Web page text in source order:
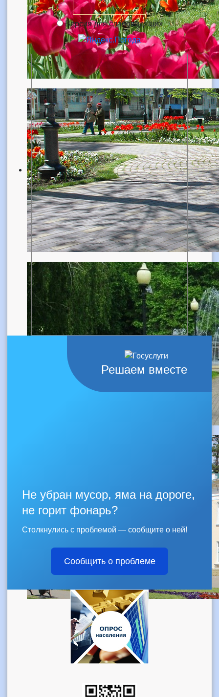
Версия для слабовидящих
Решаем вместе
Не убран мусор, яма на дороге,
не горит фонарь?
Столкнулись с проблемой — сообщите о ней!
Сообщить о проблеме